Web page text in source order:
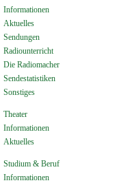
Informationen
Aktuelles
Sendungen
Radiounterricht
Die Radiomacher
Sendestatistiken
Sonstiges
Theater
Informationen
Aktuelles
Studium & Beruf
Informationen